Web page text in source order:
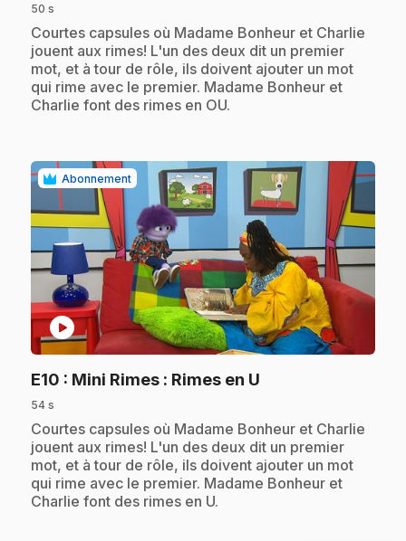
50 s
.Courtes capsules où Madame Bonheur et Charlie
jouent aux rimes! L'un des deux dit un premier
mot, et à tour de rôle, ils doivent ajouter un mot
qui rime avec le premier. Madame Bonheur et
Charlie font des rimes en OU.
Abonnement
play_circle
E10 : Mini Rimes : Rimes en U
54 s
.Courtes capsules où Madame Bonheur et Charlie
jouent aux rimes! L'un des deux dit un premier
mot, et à tour de rôle, ils doivent ajouter un mot
qui rime avec le premier. Madame Bonheur et
Charlie font des rimes en U.